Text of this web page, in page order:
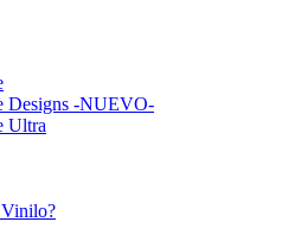
Designs -NUEVO-
Ultra
Vinilo?